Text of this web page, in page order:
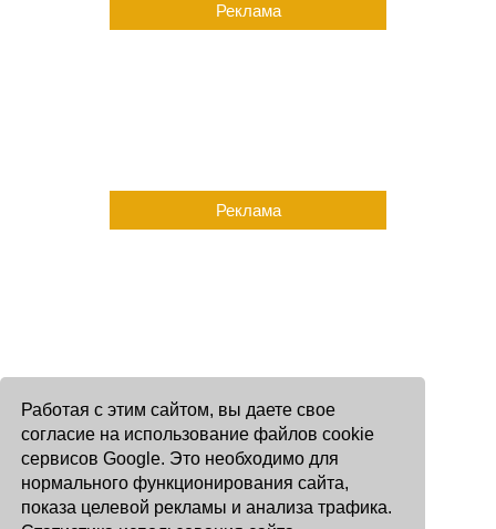
Работая с этим сайтом, вы даете свое
согласие на использование файлов cookie
сервисов Google. Это необходимо для
нормального функционирования сайта,
показа целевой рекламы и анализа трафика.
Реклама
Реклама